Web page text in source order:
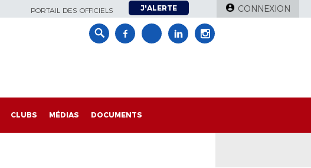
PORTAIL DES OFFICIELS J'ALERTE CONNEXION
CLUBS MÉDIAS DOCUMENTS